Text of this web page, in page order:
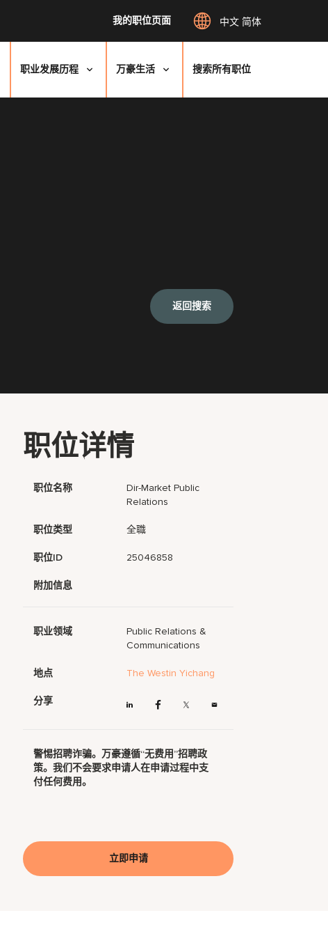
我的职位页面 中文 简体
职业发展历程 万豪生活 搜索所有职位
返回搜索
职位详情
职位名称
Dir-Market Public
Relations
职位类型 全職
职位ID 25046858
附加信息
职业领域
Public Relations &
Communications
地点 The Westin Yichang
分享
警惕招聘诈骗。万豪遵循“无费用”招聘政
策。我们不会要求申请人在申请过程中支
付任何费用。
立即申请